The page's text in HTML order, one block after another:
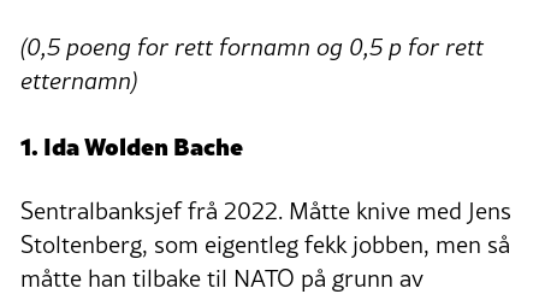
(0,5 poeng for rett fornamn og 0,5 p for rett
etternamn)
1. Ida Wolden Bache
Sentralbanksjef frå 2022. Måtte knive med Jens
Stoltenberg, som eigentleg fekk jobben, men så
måtte han tilbake til NATO på grunn av